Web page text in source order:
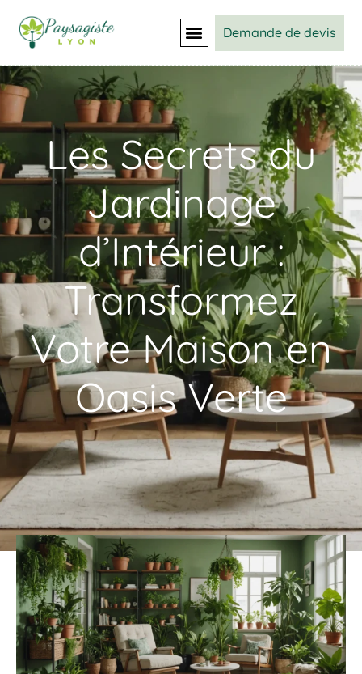
Demande de devis
Les Secrets du
Jardinage
d’Intérieur :
Transformez
Votre Maison en
Oasis Verte